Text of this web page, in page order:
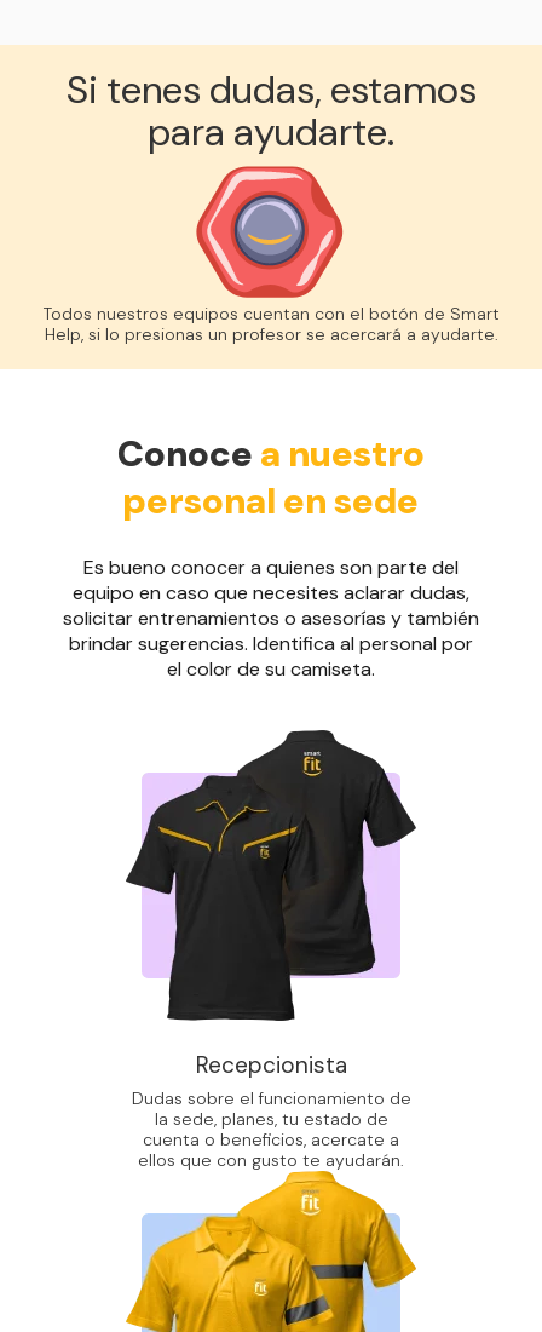
Si tenes dudas, estamos
para ayudarte.
Todos nuestros equipos cuentan con el botón de Smart
Help, si lo presionas un profesor se acercará a ayudarte.
Conoce a nuestro
personal en sede
Es bueno conocer a quienes son parte del
equipo en caso que necesites aclarar dudas,
solicitar entrenamientos o asesorías y también
brindar sugerencias. Identifica al personal por
el color de su camiseta.
Recepcionista
Dudas sobre el funcionamiento de
la sede, planes, tu estado de
cuenta o beneficios, acercate a
ellos que con gusto te ayudarán.